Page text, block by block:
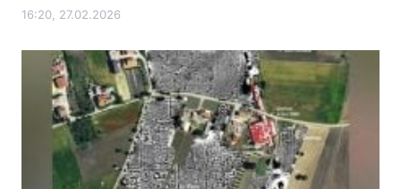
16:20, 27.02.2026